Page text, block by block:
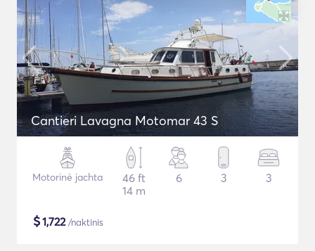
Cantieri Lavagna Motomar 43 S
Motorinė jachta
46 ft
14 m
6 3 3
$1,722/naktinis